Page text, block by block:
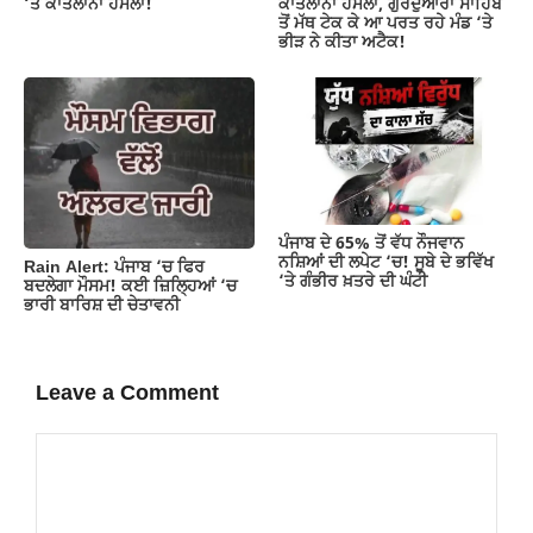
‘ਤੇ ਕਾਤਲਾਨਾ ਹਮਲਾ!
ਕਾਤਲਾਨਾ ਹਮਲਾ, ਗੁਰਦੁਆਰਾ ਸਾਹਿਬ
ਤੋਂ ਮੱਥ ਟੇਕ ਕੇ ਆ ਪਰਤ ਰਹੇ ਮੰਡ ‘ਤੇ
ਭੀੜ ਨੇ ਕੀਤਾ ਅਟੈਕ!
Rain Alert: ਪੰਜਾਬ ‘ਚ ਫਿਰ
ਬਦਲੇਗਾ ਮੌਸਮ! ਕਈ ਜ਼ਿਲ੍ਹਿਆਂ ‘ਚ
ਭਾਰੀ ਬਾਰਿਸ਼ ਦੀ ਚੇਤਾਵਨੀ
ਪੰਜਾਬ ਦੇ 65% ਤੋਂ ਵੱਧ ਨੌਜਵਾਨ
ਨਸ਼ਿਆਂ ਦੀ ਲਪੇਟ ‘ਚ! ਸੂਬੇ ਦੇ ਭਵਿੱਖ
‘ਤੇ ਗੰਭੀਰ ਖ਼ਤਰੇ ਦੀ ਘੰਟੀ
Leave a Comment